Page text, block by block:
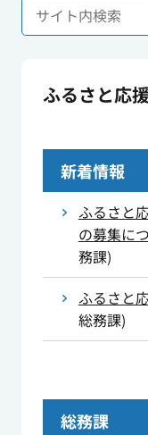
ふるさと応
新着情報
ふるさと
の募集に
務課)
ふるさと
総務課)
総務課